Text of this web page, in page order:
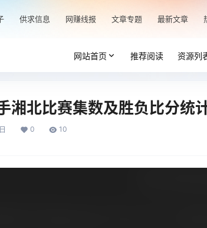
供求信息 网赚线报 文章专题 最新文章
网站首页 推荐阅读 资源列
湘北比赛集数及胜负比分统
0 10